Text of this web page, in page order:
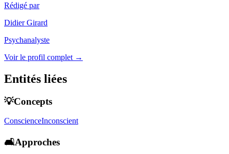
Rédigé par
Didier Girard
Psychanalyste
Voir le profil complet →
Entités liées
💡Concepts
ConscienceInconscient
🛋️Approches